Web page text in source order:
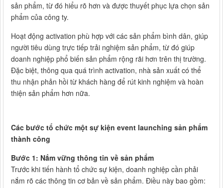
sản phẩm, từ đó hiểu rõ hơn và được thuyết phục lựa chọn sản
phẩm của công ty.
Hoạt động activation phù hợp với các sản phẩm bình dân, giúp
người tiêu dùng trực tiếp trải nghiệm sản phẩm, từ đó giúp
doanh nghiệp phổ biến sản phẩm rộng rãi hơn trên thị trường.
Đặc biệt, thông qua quá trình activation, nhà sản xuất có thể
thu nhận phản hồi từ khách hàng để rút kinh nghiệm và hoàn
thiện sản phẩm hơn nữa.
Các bước tổ chức một sự kiện event launching sản phẩm
thành công
Bước 1: Nắm vững thông tin về sản phẩm
Trước khi tiến hành tổ chức sự kiện, doanh nghiệp cần phải
nắm rõ các thông tin cơ bản về sản phẩm. Điều này bao gồm: